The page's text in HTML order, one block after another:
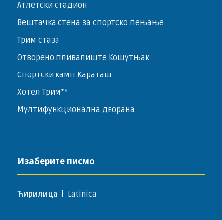
Атлетски стадион
Вештачка стена за спортско пењање
Трим стаза
Отворено пливалиште Кошутњак
Спортски камп Караташ
Хотел Трим**
Мултифункционална дворана
Изаберите писмо
Ћирилица Latinica